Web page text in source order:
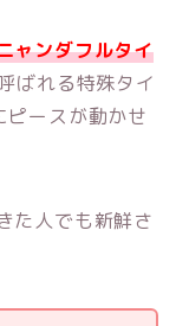
ャンダフルタイ
ばれる特殊タイ
ースが動かせ
た人でも新鮮さ